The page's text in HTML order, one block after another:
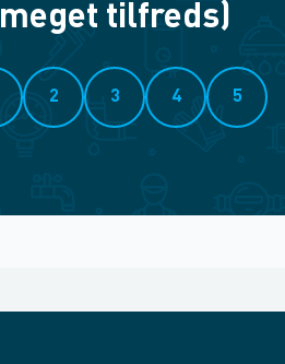
meget tilfreds)
2 3 4 5